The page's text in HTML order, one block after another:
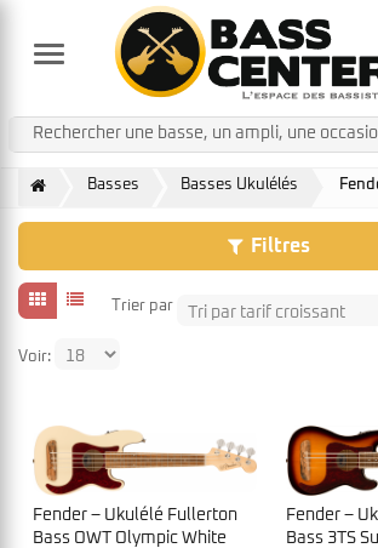
Menu
Basses Basses Ukulélés
Filtres
Trier par
Voir:
Fender – Ukulélé Fullerton
Bass OWT Olympic White
Fender –
Bass 3TS